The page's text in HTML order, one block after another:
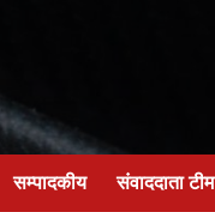
सम्पादकीय संवाददाता टीम